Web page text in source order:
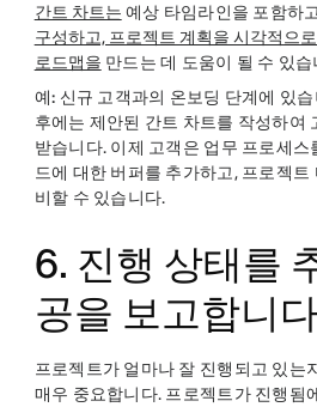
간트 차트는 예상 타임라인을 포함하
구성하고, 프로젝트 계획을 시각적으
로드맵을 만드는 데 도움이 될 수 있습
예: 신규 고객과의 온보딩 단계에 있
후에는 제안된 간트 차트를 작성하여
받습니다. 이제 고객은 업무 프로세스
드에 대한 버퍼를 추가하고, 프로젝
비할 수 있습니다.
6. 진행 상태를
공을 보고합니
프로젝트가 얼마나 잘 진행되고 있는
매우 중요합니다. 프로젝트가 진행됨